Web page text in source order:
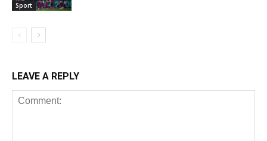
Sport
LEAVE A REPLY